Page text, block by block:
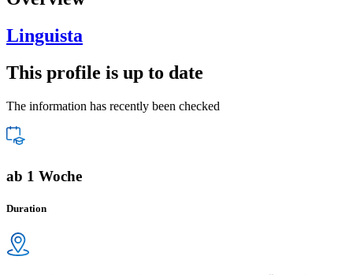
Linguista
This profile is up to date
The information has recently been checked
ab 1 Woche
Duration